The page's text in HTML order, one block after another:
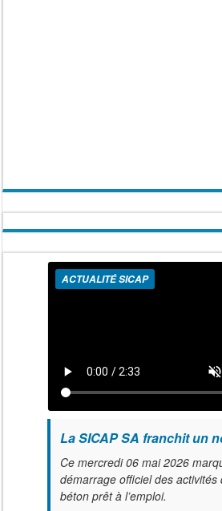
ACTUALITÉ SICAP
La SICAP SA franchit un
Ce mercredi 06 mai 2026
démarrage officiel des activités
béton prêt à l’emploi.